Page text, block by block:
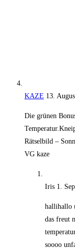
KAZE 13.
Die grünen
Rätselbild –
VG kaze
Iris 1.
hallihallo
das freut
soooo